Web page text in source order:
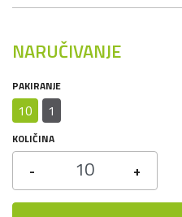
NARUČIVANJE
PAKIRANJE
10 1
KOLIČINA
- +